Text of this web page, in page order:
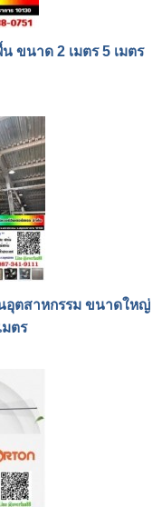
ขนาด 2 เมตร 5 เมตร
อุตสาหกรรม ขนาดใหญ่
มตร